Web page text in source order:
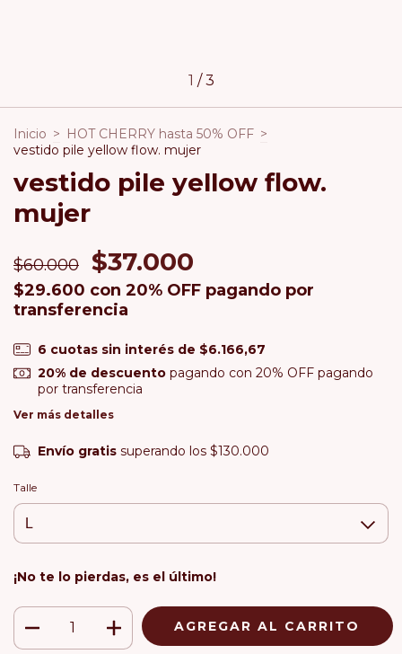
1 /3
Inicio > HOT CHERRY hasta 50% OFF >
vestido pile yellow flow. mujer
vestido pile yellow flow.
mujer
$60.000 $37.000
$29.600 con 20% OFF pagando por
transferencia
6 cuotas sin interés de $6.166,67
20% de descuentopagando con 20% OFF pagando
por transferencia
Ver más detalles
Envío gratis superando los $130.000
Talle
¡No te lo pierdas, es el último!